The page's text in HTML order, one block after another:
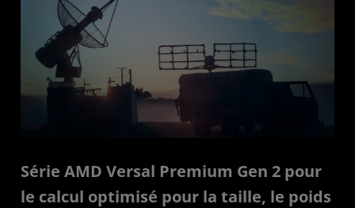
Série AMD Versal Premium Gen 2 pour
le calcul optimisé pour la taille, le poids